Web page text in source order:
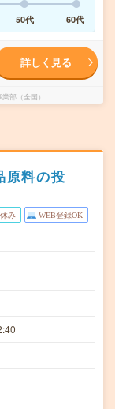
50代 60代
詳しく見る
部（全国）
原料の投
み WEB登録OK